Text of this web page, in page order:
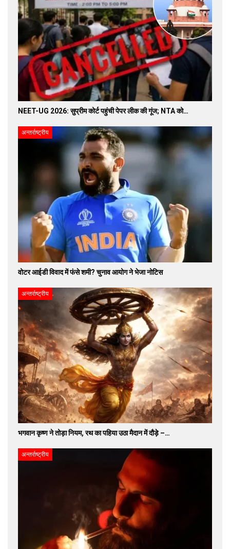
NEET-UG 2026: सुप्रीम कोर्ट पहुंची पेपर लीक की गूंज; NTA को…
अन्तर्राष्ट्रीय
वोटर आईडी विवाद में फंसे शमी? चुनाव आयोग ने भेजा नोटिस
अन्तर्राष्ट्रीय
भगवान कृष्ण ने तोड़ा नियम, रथ का पहिया उठा मैदान में दौड़े –…
अन्तर्राष्ट्रीय